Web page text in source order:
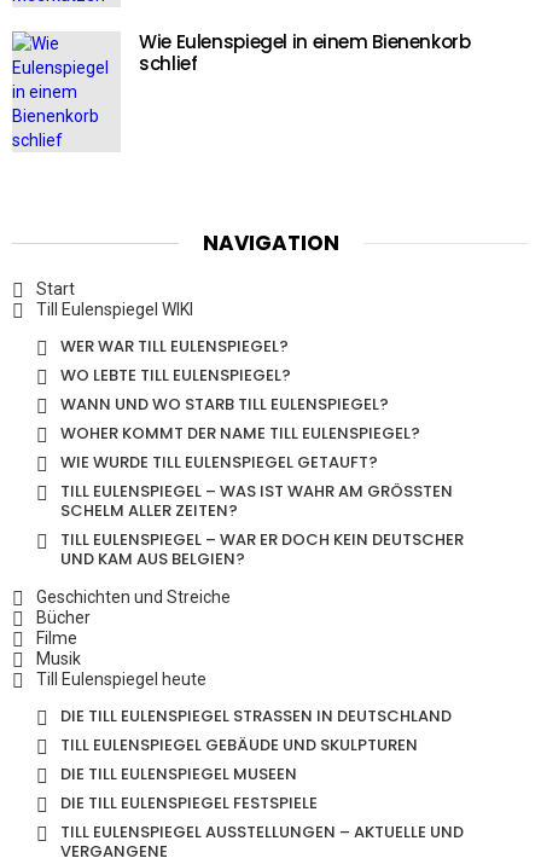
Wie Eulenspiegel in einem Bienenkorb
schlief
NAVIGATION
Start
Till Eulenspiegel WIKI
WER WAR TILL EULENSPIEGEL?
WO LEBTE TILL EULENSPIEGEL?
WANN UND WO STARB TILL EULENSPIEGEL?
WOHER KOMMT DER NAME TILL EULENSPIEGEL?
WIE WURDE TILL EULENSPIEGEL GETAUFT?
TILL EULENSPIEGEL – WAS IST WAHR AM GRÖSSTEN S
CHELM ALLER ZEITEN?
TILL EULENSPIEGEL – WAR ER DOCH KEIN DEUTSCHER
UND KAM AUS BELGIEN?
Geschichten und Streiche
Bücher
Filme
Musik
Till Eulenspiegel heute
DIE TILL EULENSPIEGEL STRASSEN IN DEUTSCHLAND
TILL EULENSPIEGEL GEBÄUDE UND SKULPTUREN
DIE TILL EULENSPIEGEL MUSEEN
DIE TILL EULENSPIEGEL FESTSPIELE
TILL EULENSPIEGEL AUSSTELLUNGEN – AKTUELLE UND
VERGANGENE